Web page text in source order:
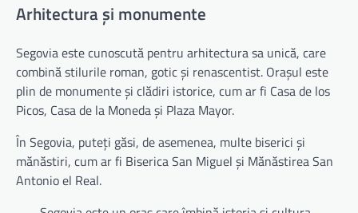
Arhitectura și monumente
Segovia este cunoscută pentru arhitectura sa unică, care
combină stilurile roman, gotic și renascentist. Orașul este
plin de monumente și clădiri istorice, cum ar fi Casa de los
Picos, Casa de la Moneda și Plaza Mayor.
În Segovia, puteți găsi, de asemenea, multe biserici și
mănăstiri, cum ar fi Biserica San Miguel și Mănăstirea San
Antonio el Real.